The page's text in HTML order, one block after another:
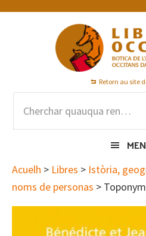
Skip
Skip
Skip
Retorn au site
Acuelh > Libres > Istòria,
noms de personas >